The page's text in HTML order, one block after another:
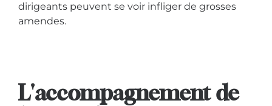
dirigeants peuvent se voir infliger de grosses
amendes.
L'accompagnement de